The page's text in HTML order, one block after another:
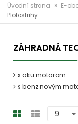
Úvodní strana » E-
Plotostrihy
ZÁHRADNÁ
s aku motorom
s benzinovým